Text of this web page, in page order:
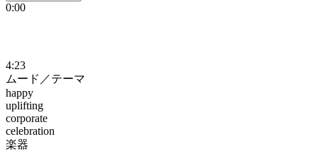
0:00
4:23
ムード／テーマ
happy
uplifting
corporate
celebration
楽器